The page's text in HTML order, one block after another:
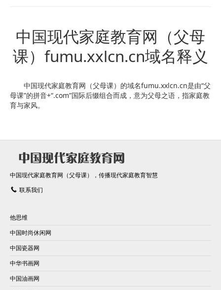
中国现代家庭教育网（父母
课）fumu.xxlcn.cn域名释义
中国现代家庭教育网（父母课）的域名fumu.xxlcn.cn是由“父
母课”的拼音+“.com”国际后缀组合而成，意为父母之语，指家庭教
育与家风。
中国现代家庭教育网（父母课），传播现代家庭教育智慧
联系我们
他思维
中国时尚休闲网
中国瓷器网
中华书画网
中国油画网